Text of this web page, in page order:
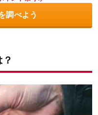
調べよう